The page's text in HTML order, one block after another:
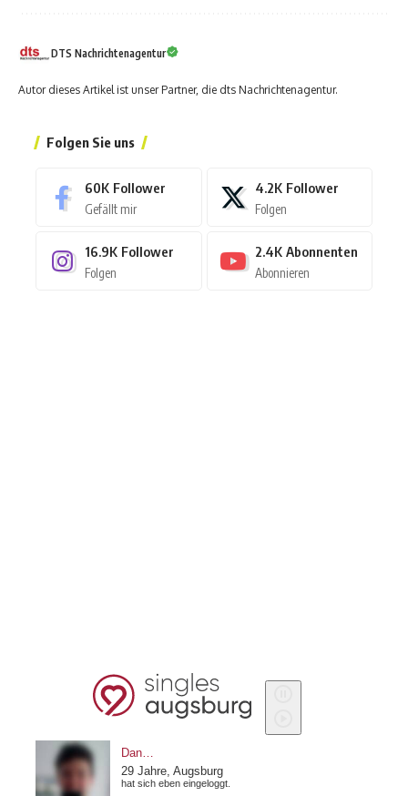
DTS Nachrichtenagentur
Autor dieses Artikel ist unser Partner, die dts Nachrichtenagentur.
Folgen Sie uns
60K Follower
Gefällt mir
4.2K Follower
Folgen
16.9K Follower
Folgen
2.4K Abonnenten
Abonnieren